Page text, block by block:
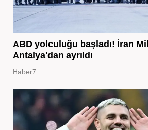
ABD yolculuğu başladı! İran
Antalya'dan ayrıldı
Haber7